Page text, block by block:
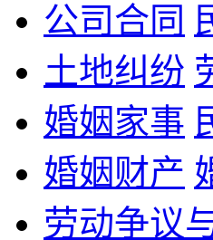
公司合同
土地纠纷
婚姻家事
婚姻财产
劳动争议